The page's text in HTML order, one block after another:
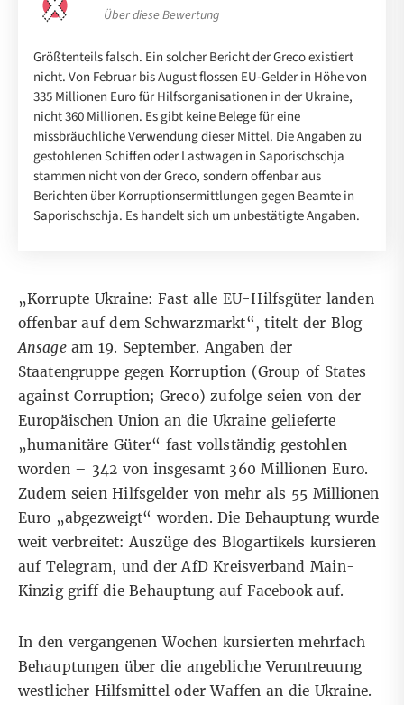
Über diese Bewertung
Größtenteils falsch. Ein solcher Bericht der Greco existiert
nicht. Von Februar bis August flossen EU-Gelder in Höhe von
335 Millionen Euro für Hilfsorganisationen in der Ukraine,
nicht 360 Millionen. Es gibt keine Belege für eine
missbräuchliche Verwendung dieser Mittel. Die Angaben zu
gestohlenen Schiffen oder Lastwagen in Saporischschja
stammen nicht von der Greco, sondern offenbar aus
Berichten über Korruptionsermittlungen gegen Beamte in
Saporischschja. Es handelt sich um unbestätigte Angaben.
„Korrupte Ukraine: Fast alle EU-Hilfsgüter landen
offenbar auf dem Schwarzmarkt“, titelt der Blog
Ansageam 19. September. Angaben der
Staatengruppe gegen Korruption (Group of States
against Corruption; Greco) zufolge seien von der
Europäischen Union an die Ukraine gelieferte
„humanitäre Güter“ fast vollständig gestohlen
worden – 342 von insgesamt 360 Millionen Euro.
Zudem seien Hilfsgelder von mehr als 55 Millionen
Euro „abgezweigt“ worden. Die Behauptung wurde
weit verbreitet: Auszüge des Blogartikels kursieren
auf Telegram, und der AfD Kreisverband Main-
Kinzig griff die Behauptung auf Facebook auf.
In den vergangenen Wochen kursierten mehrfach
Behauptungen über die angeblicheVeruntreuung
westlicher HilfsmitteloderWaffen an die Ukraine.